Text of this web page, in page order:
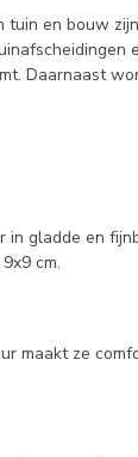
en bouw
Daarnaast
gladde en
cm.
maakt ze